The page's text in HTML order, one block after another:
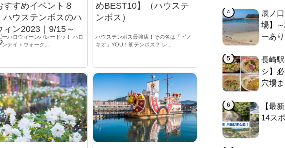
すすめイベント８
ハウステンボスのハ
ィン2023｜9/15～
ーハロウィーンパレードッ！ ハロ
ンナイトウォーク...
めBEST10】（ハウステ
ンボス）
ハウステンボス最強店！その名は「ピノ
キオ」YOU！初テンボス？ レ...
辰ノ
場】
ーあり
長崎
シ】
穴場
【最
14ス